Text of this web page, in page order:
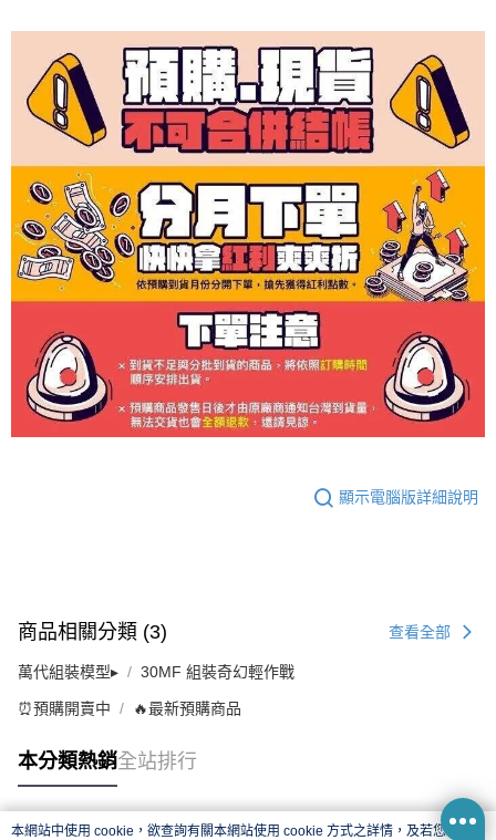
顯示電腦版詳細說明
商品相關分類 (3) 查看全部
萬代組裝模型▸ 30MF 組裝奇幻輕作戰
⏰預購開賣中 🔥最新預購商品
本分類熱銷全站排行
本網站中使用 cookie，欲查詢有關本網站使用 cookie 方式之詳情，及若您不希